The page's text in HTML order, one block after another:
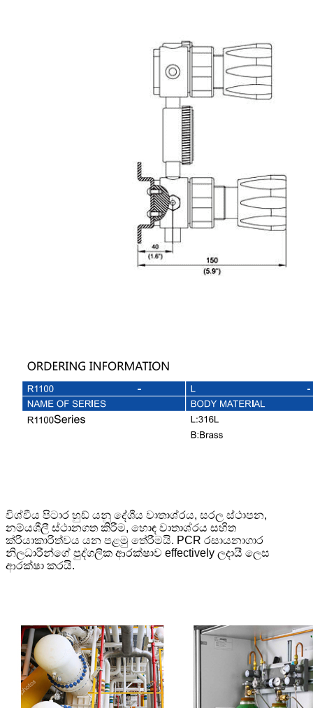
විශ්වීය පිටාර හුඩ් යනු දේශීය වාතාශ්රය, සරල ස්ථාපන,
නම්යශීලී ස්ථානගත කිරීම, හොඳ වාතාශ්රය සහිත
ක්රියාකාරිත්වය යන පළමු තේරීමයි. PCR රසායනාගාර
නිලධාරීන්ගේ පුද්ගලික ආරක්ෂාව effectively ලදායී ලෙස
ආරක්ෂා කරයි.